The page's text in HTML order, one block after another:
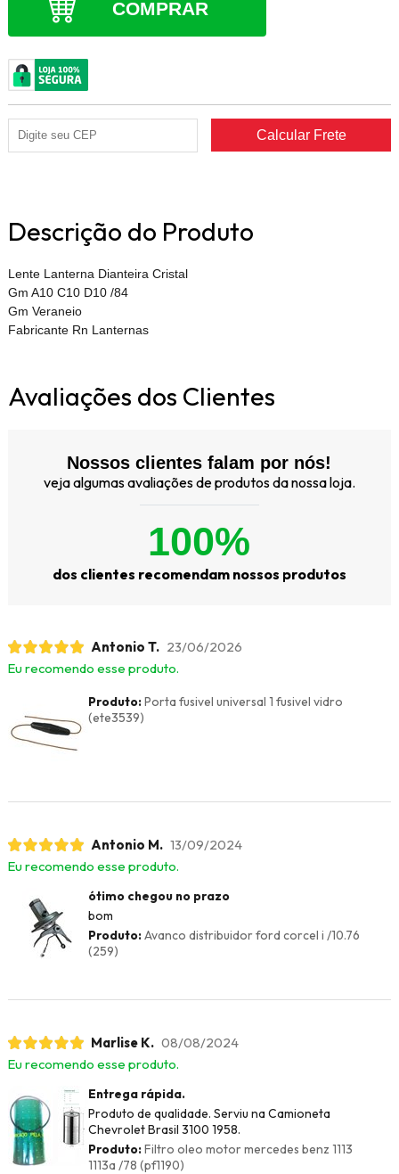
COMPRAR
Descrição do Produto
Lente Lanterna Dianteira Cristal
Gm A10 C10 D10 /84
Gm Veraneio
Fabricante Rn Lanternas
Avaliações dos Clientes
Nossos clientes falam por nós!
veja algumas avaliações de produtos da nossa loja.
100%
dos clientes recomendam nossos produtos
Antonio T. 23/06/2026
Eu recomendo esse produto.
Produto:Porta fusivel universal 1 fusivel vidro
(ete3539)
Antonio M. 13/09/2024
Eu recomendo esse produto.
ótimo chegou no prazo
bom
Produto:Avanco distribuidor ford corcel i /10.76
(259)
Marlise K. 08/08/2024
Eu recomendo esse produto.
Entrega rápida.
Produto de qualidade. Serviu na Camioneta
Chevrolet Brasil 3100 1958.
Produto:Filtro oleo motor mercedes benz 1113
1113a /78 (pf1190)